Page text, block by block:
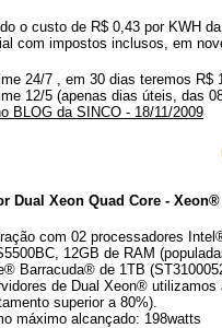
o custo de R$ 0,43 por KWH
com impostos inclusos, em
24/7 , em 30 dias teremos R$
12/5 (apenas dias úteis, das
BLOG da SINCO - 18/11/2009
Dual Xeon Quad Core - Xeon®
com 02 processadores
12GB de RAM
Barracuda® de 1TB
de Dual Xeon®
superior a 80%).
máximo alcançado: 198watts